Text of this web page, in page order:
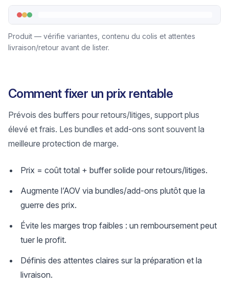
Produit — vérifie variantes, contenu du colis et attentes
livraison/retour avant de lister.
Comment fixer un prix rentable
Prévois des buffers pour retours/litiges, support plus
élevé et frais. Les bundles et add-ons sont souvent la
meilleure protection de marge.
Prix = coût total + buffer solide pour retours/litiges.
Augmente l’AOV via bundles/add-ons plutôt que la
guerre des prix.
Évite les marges trop faibles : un remboursement peut
tuer le profit.
Définis des attentes claires sur la préparation et la
livraison.